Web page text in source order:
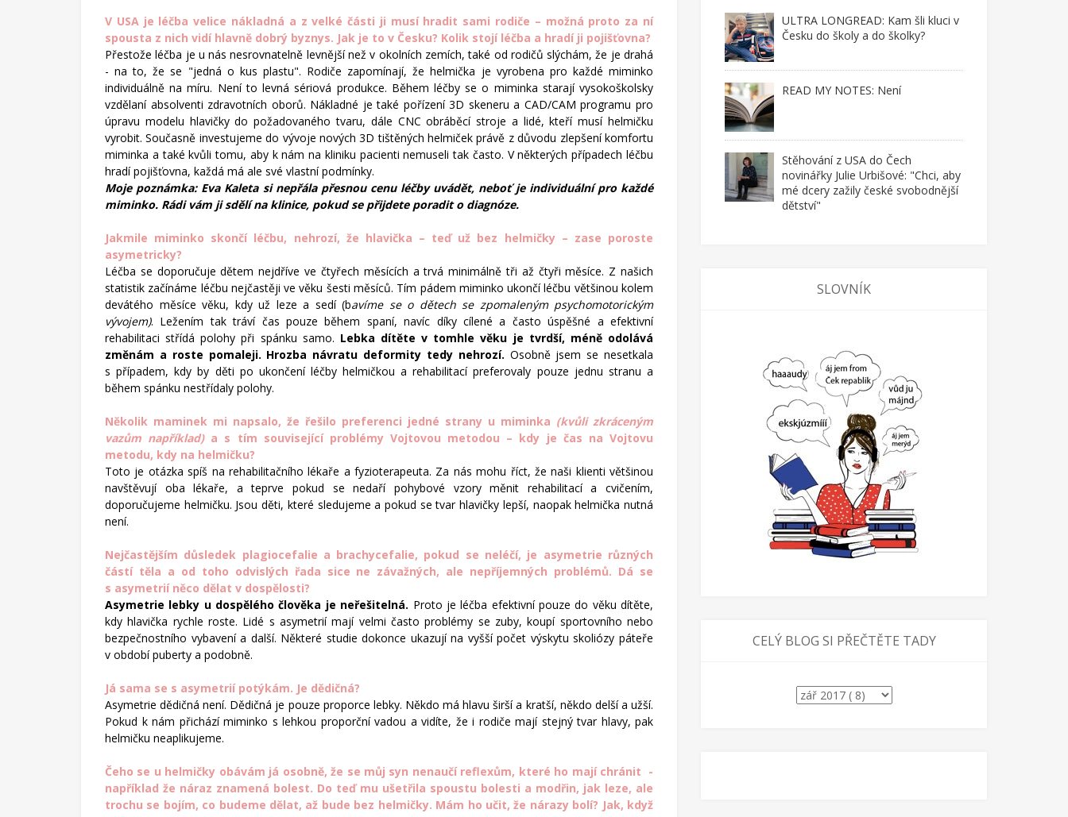
V USA je léčba velice nákladná a z velké části ji musí hradit sami rodiče – možná proto za ní
spousta z nich vidí hlavně dobrý byznys. Jak je to v Česku? Kolik stojí léčba a hradí ji pojišťovna?
Přestože léčba je u nás nesrovnatelně levnější než v okolních zemích, také od rodičů slýchám, že je drahá
- na to, že se "jedná o kus plastu". Rodiče zapomínají, že helmička je vyrobena pro každé miminko
individuálně na míru. Není to levná sériová produkce. Během léčby se o miminka starají vysokoškolsky
vzdělaní absolventi zdravotních oborů. Nákladné je také pořízení 3D skeneru a CAD/CAM programu pro
úpravu modelu hlavičky do požadovaného tvaru, dále CNC obráběcí stroje a lidé, kteří musí helmičku
vyrobit. Současně investujeme do vývoje nových 3D tištěných helmiček právě z důvodu zlepšení komfortu
miminka a také kvůli tomu, aby k nám na kliniku pacienti nemuseli tak často. V některých případech léčbu
hradí pojišťovna, každá má ale své vlastní podmínky.
Moje poznámka: Eva Kaleta si nepřála přesnou cenu léčby uvádět, neboť je individuální pro každé
miminko. Rádi vám ji sdělí na klinice, pokud se přijdete poradit o diagnóze.
Jakmile miminko skončí léčbu, nehrozí, že hlavička – teď už bez helmičky – zase poroste
asymetricky?
Léčba se doporučuje dětem nejdříve ve čtyřech měsících a trvá minimálně tři až čtyři měsíce. Z našich
statistik začínáme léčbu nejčastěji ve věku šesti měsíců. Tím pádem miminko ukončí léčbu většinou kolem
devátého měsíce věku, kdy už leze a sedí (bavíme se o dětech se zpomaleným psychomotorickým
vývojem). Ležením tak tráví čas pouze během spaní, navíc díky cílené a často úspěšné a efektivní
rehabilitaci střídá polohy při spánku samo. Lebka dítěte v tomhle věku je tvrdší, méně odolává
změnám a roste pomaleji. Hrozba návratu deformity tedy nehrozí. Osobně jsem se nesetkala
s případem, kdy by děti po ukončení léčby helmičkou a rehabilitací preferovaly pouze jednu stranu a
během spánku nestřídaly polohy.
Několik maminek mi napsalo, že řešilo preferenci jedné strany u miminka (kvůli zkráceným
vazům například)a s tím související problémy Vojtovou metodou – kdy je čas na Vojtovu
metodu, kdy na helmičku?
Toto je otázka spíš na rehabilitačního lékaře a fyzioterapeuta. Za nás mohu říct, že naši klienti většinou
navštěvují oba lékaře, a teprve pokud se nedaří pohybové vzory měnit rehabilitací a cvičením,
doporučujeme helmičku. Jsou děti, které sledujeme a pokud se tvar hlavičky lepší, naopak helmička nutná
není.
Nejčastějším důsledek plagiocefalie a brachycefalie, pokud se neléčí, je asymetrie různých
částí těla a od toho odvislých řada sice ne závažných, ale nepříjemných problémů. Dá se
s asymetrií něco dělat v dospělosti?
Asymetrie lebky u dospělého člověka je neřešitelná. Proto je léčba efektivní pouze do věku dítěte,
kdy hlavička rychle roste. Lidé s asymetrií mají velmi často problémy se zuby, koupí sportovního nebo
bezpečnostního vybavení a další. Některé studie dokonce ukazují na vyšší počet výskytu skoliózy páteře
v období puberty a podobně.
Já sama se s asymetrií potýkám. Je dědičná?
Asymetrie dědičná není. Dědičná je pouze proporce lebky. Někdo má hlavu širší a kratší, někdo delší a užší.
Pokud k nám přichází miminko s lehkou proporční vadou a vidíte, že i rodiče mají stejný tvar hlavy, pak
helmičku neaplikujeme.
Čeho se u helmičky obávám já osobně, že se můj syn nenaučí reflexům, které ho mají chránit -
například že náraz znamená bolest. Do teď mu ušetřila spoustu bolesti a modřin, jak leze, ale
trochu se bojím, co budeme dělat, až bude bez helmičky. Mám ho učit, že nárazy bolí? Jak, když
ULTRA LONGREAD: Kam šli kluci v
Česku do školy a do školky?
READ MY NOTES: Není
Stěhování z USA do Čech
novinářky Julie Urbišové: "Chci, aby
mé dcery zažily české svobodnější
dětství"
SLOVNÍK
CELÝ BLOG SI PŘEČTĚTE TADY